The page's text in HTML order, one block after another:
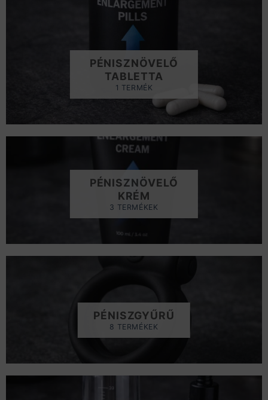
PÉNISZNÖVELŐ
TABLETTA
1 TERMÉK
PÉNISZNÖVELŐ
KRÉM
3 TERMÉKEK
PÉNISZGYŰRŰ
8 TERMÉKEK